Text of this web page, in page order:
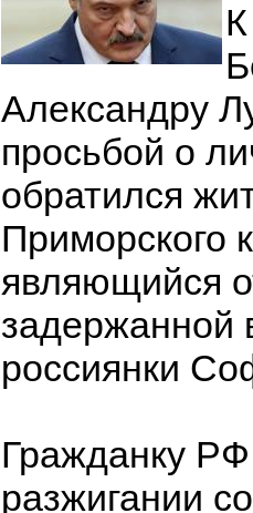
Александру
просьбой о
обратился
Приморского
являющийся
задержанной
россиянки
Гражданку
разжигании